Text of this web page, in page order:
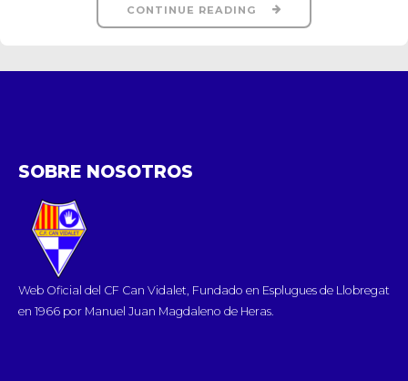
CONTINUE READING
SOBRE NOSOTROS
Web Oficial del CF Can Vidalet, Fundado en Esplugues de Llobregat
en 1966 por Manuel Juan Magdaleno de Heras.